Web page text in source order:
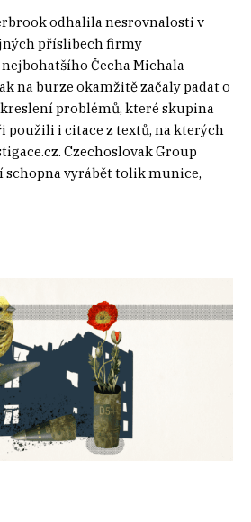
odhalila nesrovnalosti v
příslibech firmy
Čecha Michala
na burze okamžitě začaly padat o
problémů, které skupina
použili i citace z textů, na kterých
Czechoslovak Group
schopna vyrábět tolik munice,